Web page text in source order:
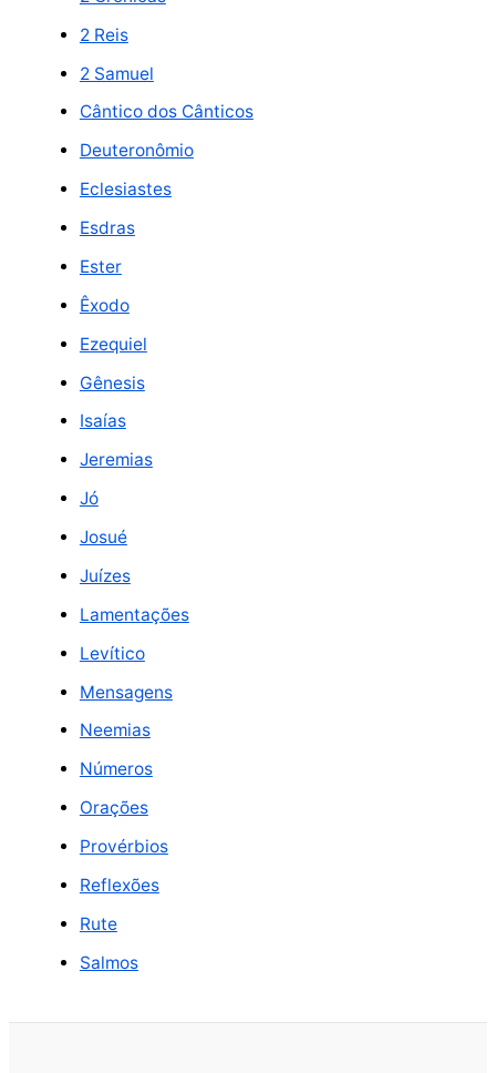
2 Reis
2 Samuel
Cântico dos Cânticos
Deuteronômio
Eclesiastes
Esdras
Ester
Êxodo
Ezequiel
Gênesis
Isaías
Jeremias
Jó
Josué
Juízes
Lamentações
Levítico
Mensagens
Neemias
Números
Orações
Provérbios
Reflexões
Rute
Salmos